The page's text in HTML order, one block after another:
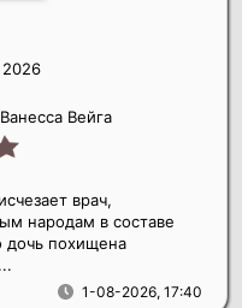
Вейга
1-08-2026, 17:40
врач,
народам в составе
дочь похищена